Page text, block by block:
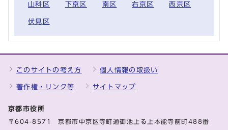
山科区 下京区 南区 右京区 西京区
伏見区
このサイトの考え方 個人情報の取扱い
著作権・リンク等 サイトマップ
京都市役所
〒604-8571 京都市中京区寺町通御池上る上本能寺前町488番